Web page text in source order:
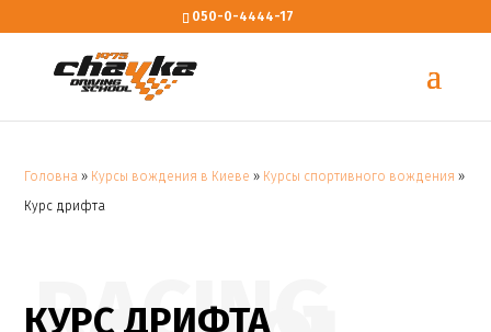
050-0-4444-17
Головна » Курсы вождения в Киеве » Курсы спортивного вождения »
Курс дрифта
КУРС ДРИФТА